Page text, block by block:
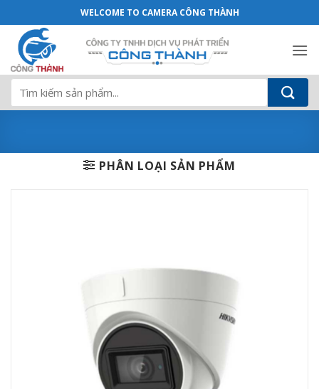
qua
dung
Camera Hikvision DS-2CE76H8T-ITMF
WELCOME TO CAMERA CÔNG THÀNH
Tìm
kiếm:
PHÂN LOẠI SẢN PHẨM